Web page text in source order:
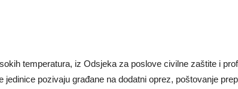
temperatura, iz Odsjeka za poslove civilne zaštite i
jedinice pozivaju građane na dodatni oprez, poštovanje